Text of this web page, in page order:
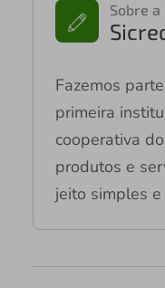
Sobre a
Fazemos
primeira
cooperativa
produtos e
jeito simples